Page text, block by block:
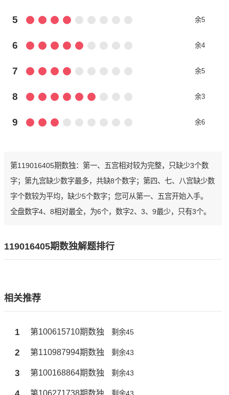
5 余5
6 余4
7 余5
8 余3
9 余6
第119016405期数独：第一、五宫相对较为完整，只缺少3个数
字；第九宫缺少数字最多，共缺8个数字；第四、七、八宫缺少数
字个数较为平均，缺少5个数字；您可从第一、五宫开始入手。
全盘数字4、8相对最全，为6个，数字2、3、9最少，只有3个。
119016405期数独解题排行
相关推荐
1 第100615710期数独 剩余45
2 第110987994期数独 剩余43
3 第100168864期数独 剩余43
第106271738期数独